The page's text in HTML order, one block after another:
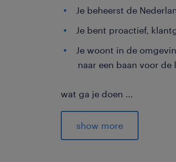
Je beheerst de
Je bent proactief,
Je woont in de
naar een baan voor
wat ga je doen ...
Als commercieel
de commerciële afdeling
klant, verkoop en
show more